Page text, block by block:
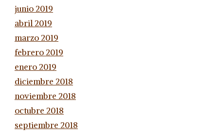
junio 2019
abril 2019
marzo 2019
febrero 2019
enero 2019
diciembre 2018
noviembre 2018
octubre 2018
septiembre 2018